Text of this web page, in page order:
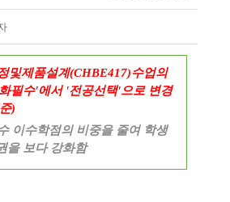
및제품설계(CHBE417)수업의
필수'에서 '전공선택'으로 변경
)
이수학점의 비중을 줄여 학생
을 보다 강화함